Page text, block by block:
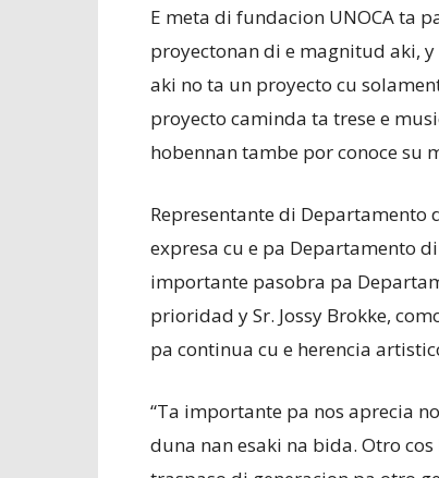
E meta di fundacion UNOCA ta
proyectonan di e magnitud aki,
aki no ta un proyecto cu
proyecto caminda ta trese e
hobennan tambe por conoce su
Representante di Departamento
expresa cu e pa Departamento
importante pasobra pa
prioridad y Sr. Jossy Brokke,
pa continua cu e herencia
“Ta importante pa nos aprecia
duna nan esaki na bida. Otro